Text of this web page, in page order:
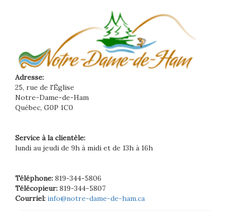
Adresse:
25, rue de l'Église
Notre-Dame-de-Ham
Québec, G0P 1C0
Service à la clientèle:
lundi au jeudi de 9h à midi et de 13h à 16h
Téléphone: 819-344-5806
Télécopieur: 819-344-5807
Courriel: info@notre-dame-de-ham.ca